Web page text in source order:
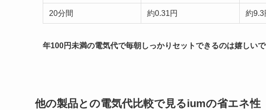
20分間 約0.31円 約9.3
年100円未満の電気代で毎朝しっかりセットできるのは嬉しいで
他の製品との電気代比較で見るiumの省エネ性